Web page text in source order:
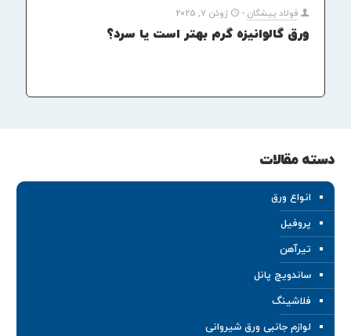
فولاد پیشگان - ژوئن 7, 2025
ورق گالوانیزه گرم بهتر است یا سرد؟
دسته مقالات
انواع ورق
پروفیل
تیرآهن
ساندویچ پانل
فلاشینگ
لوازم جانبی ورق شیروانی